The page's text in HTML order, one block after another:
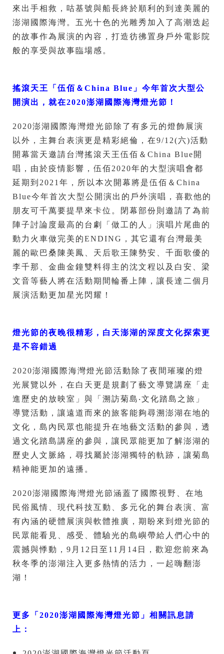
來出手相救，咕基號與船長終於順利的到達美麗的
澎湖國際海灣。五光十色的光雕秀加入了高潮迭起
的故事作為展演的內容，打造彷彿置身戶外電影院
般的享受與故事臨場感。
搖滾天王「伍佰＆China Blue」今年首次大型公
開演出，就在2020澎湖國際海灣燈光節 ！
2020澎湖國際海灣燈光節除了有多元的燈飾展演
以外，主舞台表演更是精彩絕倫，在9/12(六)活動
開幕當天邀請台灣搖滾天王伍佰＆China Blue開
唱，由於疫情影響，伍佰2020年的大型演唱會都
延期到2021年，所以本次開幕將是伍佰＆China
Blue今年首次大型公開演出的戶外演唱，喜歡他的
朋友可千萬要提早來卡位。閉幕部份則邀請了為前
陣子討論度最高的台劇「做工的人」演唱片尾曲的
動力火車做完美的ENDING，其它還有台灣最美
麗的歐巴桑陳美鳳、天后歌王陳勢安、千面歌優的
李千那、金曲金鐘雙料得主的沈文程以及白安、梁
文音等藝人將在活動期間輪番上陣，讓長達二個月
展演活動更加星光閃耀！
燈光節的夜晚很精彩，白天澎湖的深度文化探索更
是不容錯過
2020澎湖國際海灣燈光節活動除了夜間璀璨的燈
光展覽以外，在白天更是規劃了藝文導覽講座「走
進歷史的放映室」與「溯訪菊島‧文化踏島之旅」
導覽活動，讓遠道而來的旅客能夠尋溯澎湖在地的
文化，島內民眾也能提升在地藝文活動的參與，透
過文化踏島講座的參與，讓民眾能更加了解澎湖的
歷史人文脈絡，尋找屬於澎湖獨特的軌跡，讓菊島
精神能更加的遠播。
2020澎湖國際海灣燈光節涵蓋了國際視野、在地
民俗風情、現代科技互動、多元化的舞台表演、富
有內涵的硬體展演與軟體推廣，期盼來到燈光節的
民眾能看見、感受、體驗光的島嶼帶給人們心中的
震撼與悸動，9月12日至11月14日，歡迎您前來為
秋冬季的澎湖注入更多熱情的活力，一起嗨翻澎
湖！
更多「2020澎湖國際海灣燈光節」相關訊息請
上：